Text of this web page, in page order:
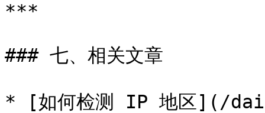
***
### 七、相关文章
* [如何检测 IP 地区](/